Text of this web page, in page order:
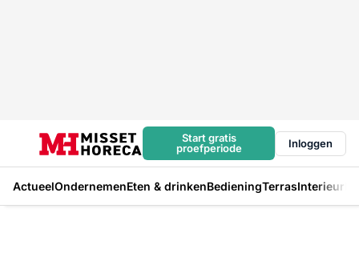
Start gratis
proefperiode
Inloggen
ActueelOndernemenEten & drinkenBedieningTerrasInterieur